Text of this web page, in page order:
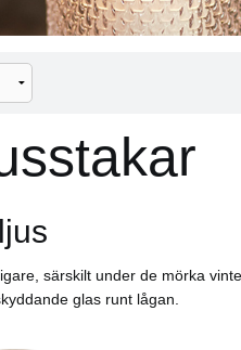
särskilt under de mörka
glas runt lågan.